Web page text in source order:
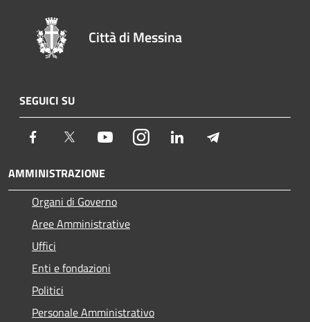
Città di Messina
SEGUICI SU
Facebook Twitter YoutubeInstagram LinkedIn
AMMINISTRAZIONE
Organi di Governo
Aree Amministrative
Uffici
Enti e fondazioni
Politici
Personale Amministrativo